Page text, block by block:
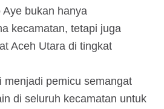
Aye bukan hanya
kecamatan, tetapi juga
Aceh Utara di tingkat
menjadi pemicu semangat
di seluruh kecamatan untuk